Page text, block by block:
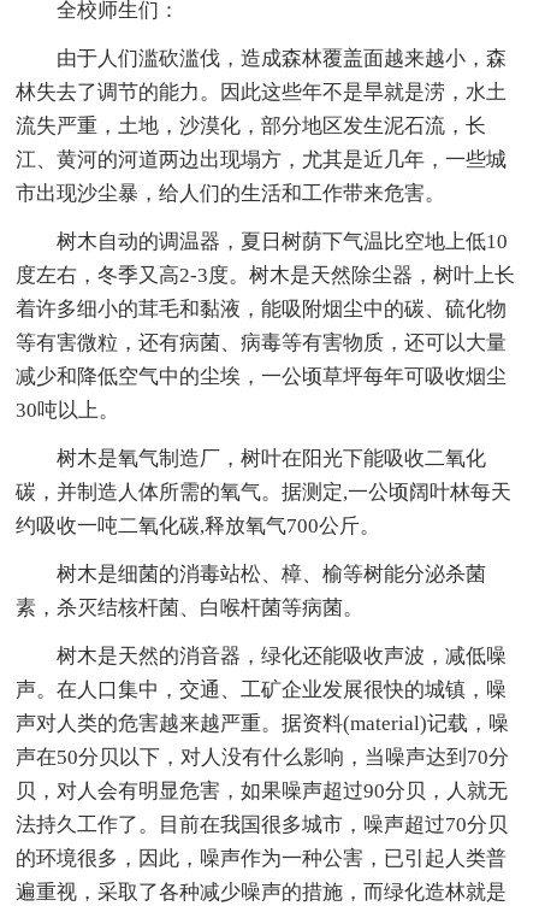
全校师生们：
由于人们滥砍滥伐，造成森林覆盖面越来越小，森
林失去了调节的能力。因此这些年不是旱就是涝，水土
流失严重，土地，沙漠化，部分地区发生泥石流，长
江、黄河的河道两边出现塌方，尤其是近几年，一些城
市出现沙尘暴，给人们的生活和工作带来危害。
树木自动的调温器，夏日树荫下气温比空地上低10
度左右，冬季又高2-3度。树木是天然除尘器，树叶上长
着许多细小的茸毛和黏液，能吸附烟尘中的碳、硫化物
等有害微粒，还有病菌、病毒等有害物质，还可以大量
减少和降低空气中的尘埃，一公顷草坪每年可吸收烟尘
30吨以上。
树木是氧气制造厂，树叶在阳光下能吸收二氧化
碳，并制造人体所需的氧气。据测定,一公顷阔叶林每天
约吸收一吨二氧化碳,释放氧气700公斤。
树木是细菌的消毒站松、樟、榆等树能分泌杀菌
素，杀灭结核杆菌、白喉杆菌等病菌。
树木是天然的消音器，绿化还能吸收声波，减低噪
声。在人口集中，交通、工矿企业发展很快的城镇，噪
声对人类的危害越来越严重。据资料(material)记载，噪
声在50分贝以下，对人没有什么影响，当噪声达到70分
贝，对人会有明显危害，如果噪声超过90分贝，人就无
法持久工作了。目前在我国很多城市，噪声超过70分贝
的环境很多，因此，噪声作为一种公害，已引起人类普
遍重视，采取了各种减少噪声的措施，而绿化造林就是